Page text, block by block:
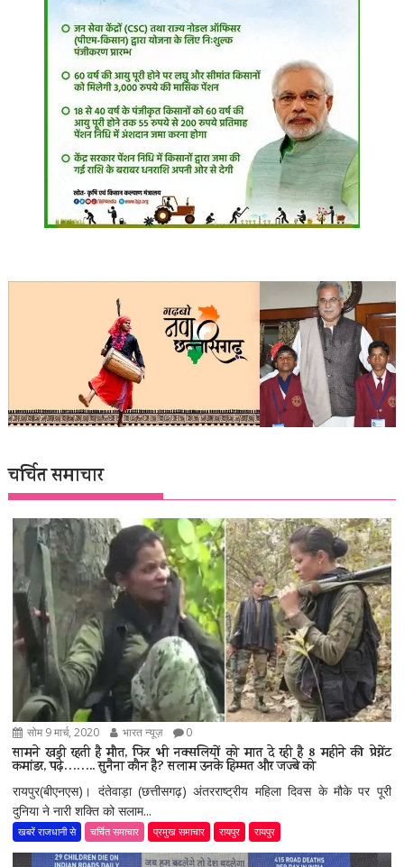
चर्चित समाचार
सोम 9 मार्च, 2020 भारत न्यूज़ 0
सामने खड़ी रहती है मौत, फिर भी नक्सलियों को मात दे रही है 8 महीने की प्रेग्नेंट
कमांडर, पढ़े…….. सुनैना कौन है? सलाम उनके हिम्मत और जज्बे को
रायपुर(बीएनएस)। दंतेवाड़ा (छत्तीसगढ़) अंतरराष्ट्रीय महिला दिवस के मौके पर पूरी
दुनिया ने नारी शक्ति को सलाम...
खबरें राजधानी से चर्चित समाचार प्रमुख समाचार रायपुर रायपुर